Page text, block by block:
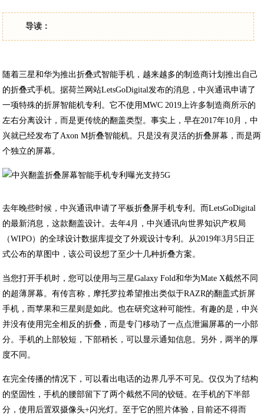
导读：
随着三星和华为推出折叠式智能手机，越来越多的制造商计划推出自己
的折叠式手机。据荷兰网站LetsGoDigital发布的消息，中兴通讯申请了
一项特殊的折屏智能机专利。它不使用MWC 2019上许多制造商所示的
左右分离设计，而是更传统的翻盖类型。事实上，早在2017年10月，中
兴就已经发布了Axon M折叠智能机。只是没有灵活的折叠屏幕，而是两
个独立的屏幕。
去年晚些时候，中兴通讯申请了平板折叠屏手机专利。而LetsGoDigital
的最新消息，这款翻盖设计。去年4月，中兴通讯向世界知识产权局
（WIPO）的全球设计数据库提交了外观设计专利。从2019年3月5日正
式公布的草图中，该公司设想了至少十几种折叠方案。
当您打开手机时，您可以使用与三星Galaxy Fold和华为Mate X截然不同
的超薄屏幕。有传言称，摩托罗拉希望推出类似于RAZR的翻盖式折屏
手机，而苹果和三星则是如此。也在研究这种可能性。有趣的是，中兴
并没有使用完全相反的折叠，而是专门移动了一点点泄漏屏幕的一小部
分。手机的上部较短，下部稍长，可以显示通知信息。另外，两半的厚
度不同。
在完全传播的情况下，可以看出电话的边界几乎不可见。仅仅为了结构
的坚固性，手机的腰部留下了两个截然不同的铰链。在手机的下半部
分，使用后置双摄像头+闪光灯。至于它的照片体验，目前还不得而